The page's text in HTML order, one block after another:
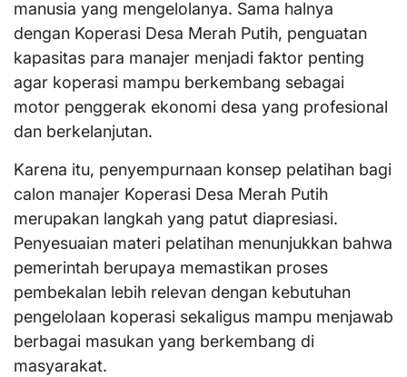
manusia yang mengelolanya. Sama halnya
dengan Koperasi Desa Merah Putih, penguatan
kapasitas para manajer menjadi faktor penting
agar koperasi mampu berkembang sebagai
motor penggerak ekonomi desa yang profesional
dan berkelanjutan.
Karena itu, penyempurnaan konsep pelatihan bagi
calon manajer Koperasi Desa Merah Putih
merupakan langkah yang patut diapresiasi.
Penyesuaian materi pelatihan menunjukkan bahwa
pemerintah berupaya memastikan proses
pembekalan lebih relevan dengan kebutuhan
pengelolaan koperasi sekaligus mampu menjawab
berbagai masukan yang berkembang di
masyarakat.